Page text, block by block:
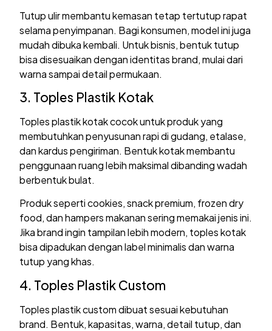
Tutup ulir membantu kemasan tetap tertutup rapat
selama penyimpanan. Bagi konsumen, model ini juga
mudah dibuka kembali. Untuk bisnis, bentuk tutup
bisa disesuaikan dengan identitas brand, mulai dari
warna sampai detail permukaan.
3. Toples Plastik Kotak
Toples plastik kotak cocok untuk produk yang
membutuhkan penyusunan rapi di gudang, etalase,
dan kardus pengiriman. Bentuk kotak membantu
penggunaan ruang lebih maksimal dibanding wadah
berbentuk bulat.
Produk seperti cookies, snack premium, frozen dry
food, dan hampers makanan sering memakai jenis ini.
Jika brand ingin tampilan lebih modern, toples kotak
bisa dipadukan dengan label minimalis dan warna
tutup yang khas.
4. Toples Plastik Custom
Toples plastik custom dibuat sesuai kebutuhan
brand. Bentuk, kapasitas, warna, detail tutup, dan